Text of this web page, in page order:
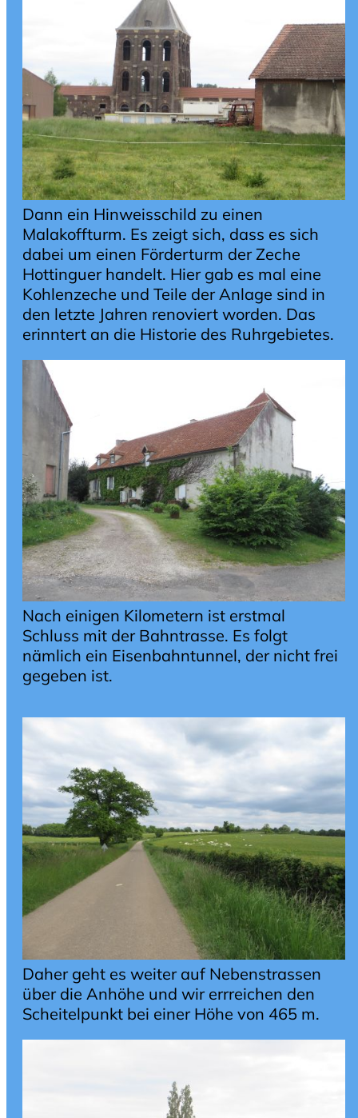
Dann ein Hinweisschild zu einen
Malakoffturm. Es zeigt sich, dass es sich
dabei um einen Förderturm der Zeche
Hottinguer handelt. Hier gab es mal eine
Kohlenzeche und Teile der Anlage sind in
den letzte Jahren renoviert worden. Das
erinntert an die Historie des Ruhrgebietes.
Nach einigen Kilometern ist erstmal
Schluss mit der Bahntrasse. Es folgt
nämlich ein Eisenbahntunnel, der nicht frei
gegeben ist.
Daher geht es weiter auf Nebenstrassen
über die Anhöhe und wir errreichen den
Scheitelpunkt bei einer Höhe von 465 m.